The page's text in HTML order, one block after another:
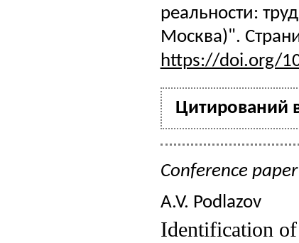
реальности:
Москва)".
https://doi.org/
Цитирований
Conference paper
A.V. Podlazov
Identification of